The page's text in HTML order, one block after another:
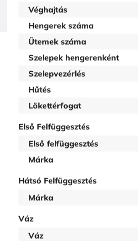
Véghajtás
Hengerek száma
Ütemek száma
Szelepek hengerenként
Szelepvezérlés
Hűtés
Lökettérfogat
Első Felfüggesztés
Első felfüggesztés
Márka
Hátsó Felfüggesztés
Márka
Váz
Váz